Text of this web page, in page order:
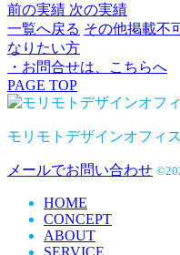
前の実績 次の実績
一覧へ戻る その他掲載不
なりたい方
・お問合せは、こちらへ
PAGE TOP
モリモトデザインオフィス
メールでお問い合わせ
HOME
CONCEPT
ABOUT
SERVICE